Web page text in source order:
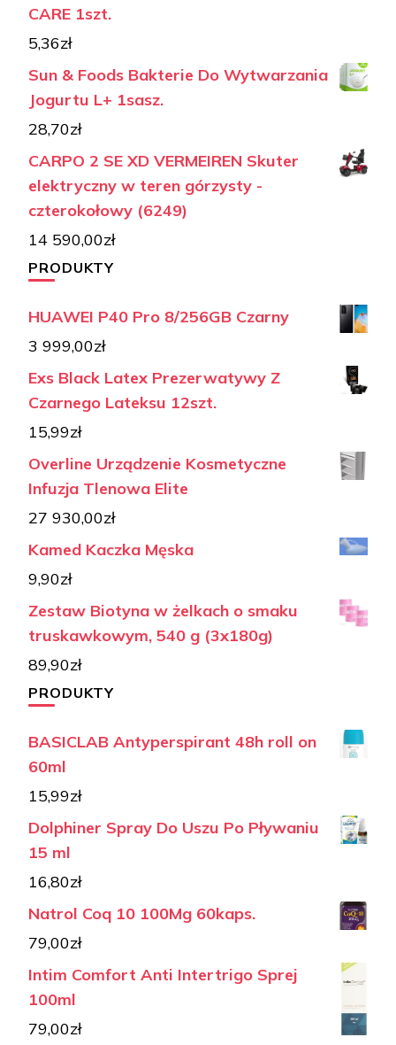
CARE 1szt.
5,36zł
Sun & Foods Bakterie Do Wytwarzania
Jogurtu L+ 1sasz.
28,70zł
CARPO 2 SE XD VERMEIREN Skuter
elektryczny w teren górzysty -
czterokołowy (6249)
14 590,00zł
PRODUKTY
HUAWEI P40 Pro 8/256GB Czarny
3 999,00zł
Exs Black Latex Prezerwatywy Z
Czarnego Lateksu 12szt.
15,99zł
Overline Urządzenie Kosmetyczne
Infuzja Tlenowa Elite
27 930,00zł
Kamed Kaczka Męska
9,90zł
Zestaw Biotyna w żelkach o smaku
truskawkowym, 540 g (3x180g)
89,90zł
PRODUKTY
BASICLAB Antyperspirant 48h roll on
60ml
15,99zł
Dolphiner Spray Do Uszu Po Pływaniu
15 ml
16,80zł
Natrol Coq 10 100Mg 60kaps.
79,00zł
Intim Comfort Anti Intertrigo Sprej
100ml
79,00zł